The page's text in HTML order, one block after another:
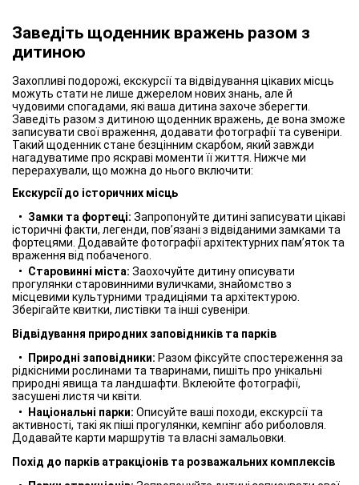
Заведіть щоденник вражень разом з
дитиною
Захопливі подорожі, екскурсії та відвідування цікавих місць
можуть стати не лише джерелом нових знань, але й
чудовими спогадами, які ваша дитина захоче зберегти.
Заведіть разом з дитиною щоденник вражень, де вона зможе
записувати свої враження, додавати фотографії та сувеніри.
Такий щоденник стане безцінним скарбом, який завжди
нагадуватиме про яскраві моменти її життя. Нижче ми
перерахували, що можна до нього включити:
Екскурсії до історичних місць
Замки та фортеці: Запропонуйте дитині записувати цікаві
історичні факти, легенди, пов’язані з відвіданими замками та
фортецями. Додавайте фотографії архітектурних пам’яток та
враження від побаченого.
Старовинні міста: Заохочуйте дитину описувати
прогулянки старовинними вуличками, знайомство з
місцевими культурними традиціями та архітектурою.
Зберігайте квитки, листівки та інші сувеніри.
Відвідування природних заповідників та парків
Природні заповідники: Разом фіксуйте спостереження за
рідкісними рослинами та тваринами, пишіть про унікальні
природні явища та ландшафти. Вклеюйте фотографії,
засушені листя чи квіти.
Національні парки: Описуйте ваші походи, екскурсії та
активності, такі як піші прогулянки, кемпінг або риболовля.
Додавайте карти маршрутів та власні замальовки.
Похід до парків атракціонів та розважальних комплексів